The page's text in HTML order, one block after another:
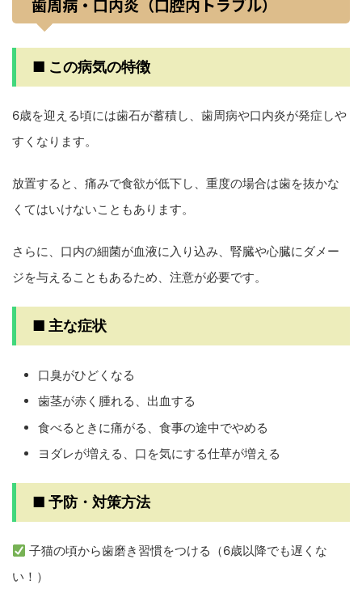
歯周病・口内炎（口腔内トラブル）
■ この病気の特徴
6歳を迎える頃には歯石が蓄積し、歯周病や口内炎が発症しや
すくなります。
放置すると、痛みで食欲が低下し、重度の場合は歯を抜かな
くてはいけないこともあります。
さらに、口内の細菌が血液に入り込み、腎臓や心臓にダメー
ジを与えることもあるため、注意が必要です。
■ 主な症状
口臭がひどくなる
歯茎が赤く腫れる、出血する
食べるときに痛がる、食事の途中でやめる
ヨダレが増える、口を気にする仕草が増える
■ 予防・対策方法
子猫の頃から歯磨き習慣をつける（6歳以降でも遅くな
い！）